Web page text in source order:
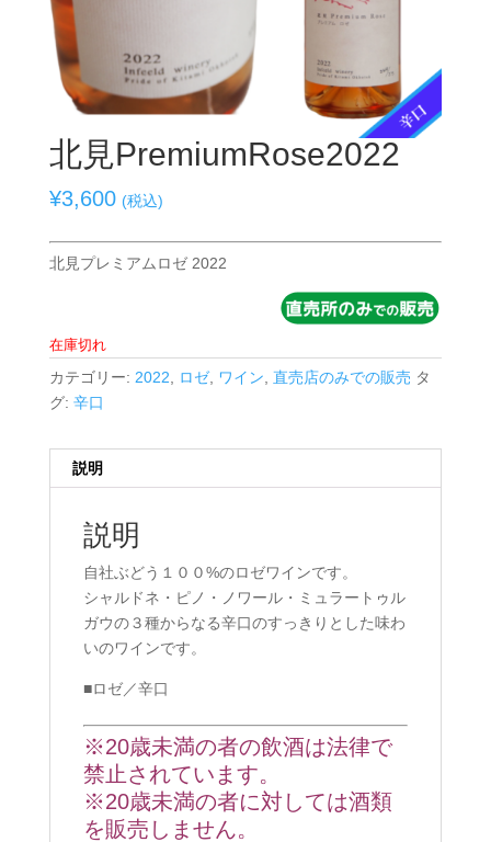
北見PremiumRose2022
¥3,600 (税込)
北見プレミアムロゼ 2022
在庫切れ
カテゴリー: 2022 ロゼ, ワイン 直売店のみでの販売 タ
グ: 辛口
説明
説明
自社ぶどう１００%のロゼワインです。
シャルドネ・ピノ・ノワール・ミュラートゥル
ガウの３種からなる辛口のすっきりとした味わ
いのワインです。
■ロゼ／辛口
※20歳未満の者の飲酒は法律で
禁止されています。
※20歳未満の者に対しては酒類
を販売しません。